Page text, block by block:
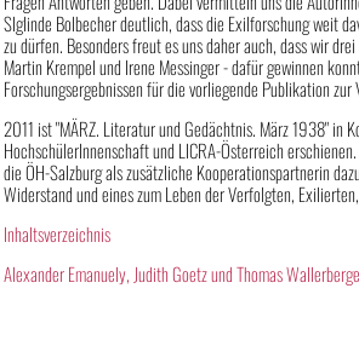
SIglinde Bolbecher deutlich, dass die Exilforschung weit
zu dürfen. Besonders freut es uns daher auch, dass wir
Martin Krempel und Irene Messinger - dafür gewinnen
Forschungsergebnissen für die vorliegende Publikation zur
2011 ist "MÄRZ. Literatur und Gedächtnis. März 1938" in
HochschülerInnenschaft und LICRA-Österreich
die ÖH-Salzburg als zusätzliche Kooperationspartnerin
Widerstand und eines zum Leben der Verfolgten,
Inhaltsverzeichnis
Alexander Emanuely, Judith Goetz und Thomas